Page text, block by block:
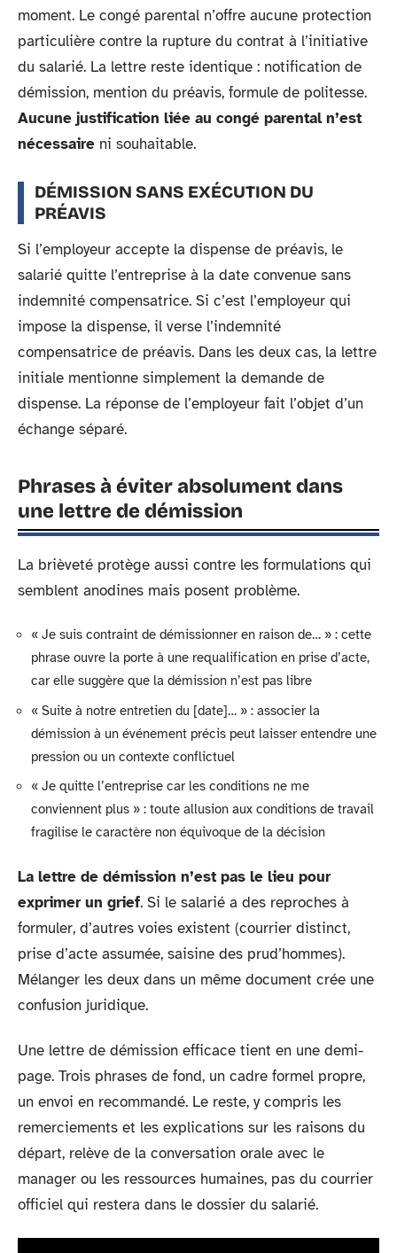
moment. Le congé parental n’offre aucune protection
particulière contre la rupture du contrat à l’initiative
du salarié. La lettre reste identique : notification de
démission, mention du préavis, formule de politesse.
Aucune justification liée au congé parental n’est
nécessaire ni souhaitable.
DÉMISSION SANS EXÉCUTION DU
PRÉAVIS
Si l’employeur accepte la dispense de préavis, le
salarié quitte l’entreprise à la date convenue sans
indemnité compensatrice. Si c’est l’employeur qui
impose la dispense, il verse l’indemnité
compensatrice de préavis. Dans les deux cas, la lettre
initiale mentionne simplement la demande de
dispense. La réponse de l’employeur fait l’objet d’un
échange séparé.
Phrases à éviter absolument dans
une lettre de démission
La brièveté protège aussi contre les formulations qui
semblent anodines mais posent problème.
« Je suis contraint de démissionner en raison de… » : cette
phrase ouvre la porte à une requalification en prise d’acte,
car elle suggère que la démission n’est pas libre
« Suite à notre entretien du [date]… » : associer la
démission à un événement précis peut laisser entendre une
pression ou un contexte conflictuel
« Je quitte l’entreprise car les conditions ne me
conviennent plus » : toute allusion aux conditions de travail
fragilise le caractère non équivoque de la décision
La lettre de démission n’est pas le lieu pour
exprimer un grief. Si le salarié a des reproches à
formuler, d’autres voies existent (courrier distinct,
prise d’acte assumée, saisine des prud’hommes).
Mélanger les deux dans un même document crée une
confusion juridique.
Une lettre de démission efficace tient en une demi-
page. Trois phrases de fond, un cadre formel propre,
un envoi en recommandé. Le reste, y compris les
remerciements et les explications sur les raisons du
départ, relève de la conversation orale avec le
manager ou les ressources humaines, pas du courrier
officiel qui restera dans le dossier du salarié.